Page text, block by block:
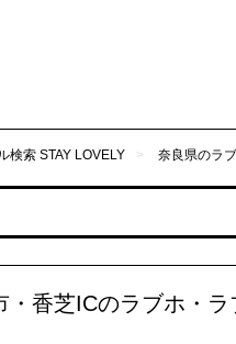
検索 STAY LOVELY 奈良県のラ
・香芝ICのラブホ・ラ